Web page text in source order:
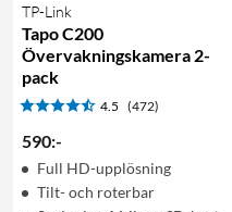
TP-Link
Tapo C200
Övervakningskamera 2-
pack
4.5 (472)
590:-
Full HD-upplösning
Tilt- och roterbar